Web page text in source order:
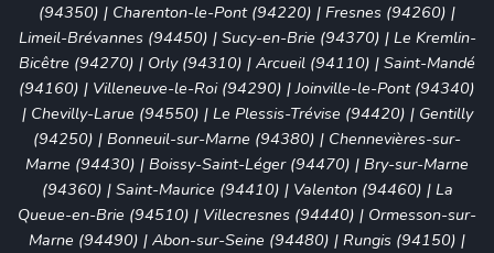
(94350) | Charenton-le-Pont (94220) | Fresnes (94260) |
Limeil-Brévannes (94450) | Sucy-en-Brie (94370) | Le Kremlin-
Bicêtre (94270) | Orly (94310) | Arcueil (94110) | Saint-Mandé
(94160) | Villeneuve-le-Roi (94290) |Joinville-le-Pont (94340)
| Chevilly-Larue (94550) | Le Plessis-Trévise (94420) | Gentilly
(94250) | Bonneuil-sur-Marne (94380) | Chennevières-sur-
Marne (94430) | Boissy-Saint-Léger (94470) | Bry-sur-Marne
(94360) | Saint-Maurice (94410) | Valenton (94460) | La
Queue-en-Brie (94510) | Villecresnes (94440) | Ormesson-sur-
Marne (94490) | Abon-sur-Seine (94480) | Rungis (94150) |